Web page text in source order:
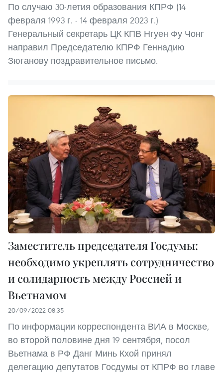
По случаю 30-летия образования КПРФ (14
февраля 1993 г. - 14 февраля 2023 г.)
Генеральный секретарь ЦК КПВ Нгуен Фу Чонг
направил Председателю КПРФ Геннадию
Зюганову поздравительное письмо.
Заместитель председателя Госдумы:
необходимо укреплять сотрудничество
и солидарность между Россией и
Вьетнамом
20/09/2022 08:35
По информации корреспондента ВИА в Москве,
во второй половине дня 19 сентября, посол
Вьетнама в РФ Данг Минь Кхой принял
делегацию депутатов Госдумы от КПРФ во главе